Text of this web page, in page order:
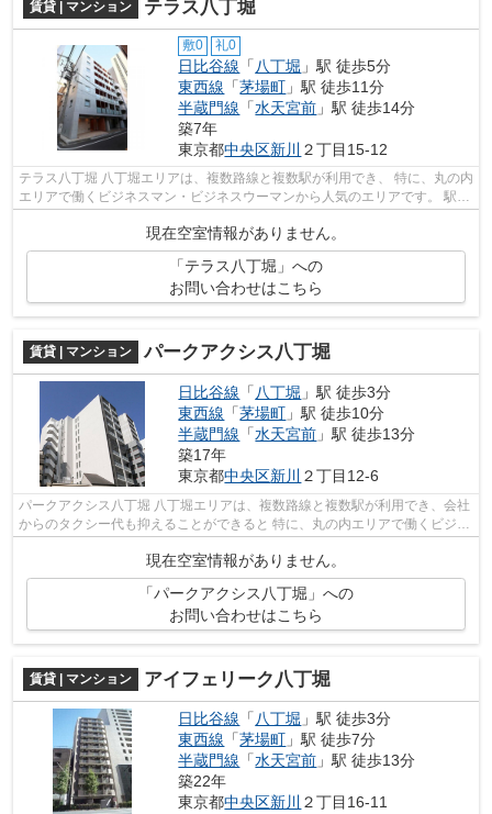
賃貸 | マンション テラス八丁堀
敷0 礼0
日比谷線 「八丁堀 」駅 徒歩5分
東西線 「茅場町 」駅 徒歩11分
半蔵門線 「水天宮前 」駅 徒歩14分
築7年
東京都中央区新川 ２丁目15-12
テラス八丁堀 八丁堀エリアは、複数路線と複数駅が利用でき、 特に、丸の内
エリアで働くビジネスマン・ビジネスウーマンから人気のエリアです。 駅の
現在空室情報がありません。
「テラス八丁堀」への
お問い合わせはこちら
賃貸 | マンション パークアクシス八丁堀
日比谷線 「 八丁堀 」駅 徒歩3分
東西線 「茅場町 」駅 徒歩10分
半蔵門線 「水天宮前 」駅 徒歩13分
築17年
東京都中央区新川 ２丁目12-6
パークアクシス八丁堀 八丁堀エリアは、複数路線と複数駅が利用でき、会社
からのタクシー代も抑えることができると 特に、丸の内エリアで働くビジネ
現在空室情報がありません。
「パークアクシス八丁堀」への
お問い合わせはこちら
賃貸 | マンション アイフェリーク八丁堀
日比谷線 「八丁堀 」駅 徒歩3分
東西線 「茅場町 」駅 徒歩7分
半蔵門線 「水天宮前 」駅 徒歩13分
築22年
東京都中央区新川 ２丁目16-11